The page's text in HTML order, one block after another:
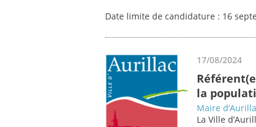
Date limite de candidature : 16
17/08/2024
la
Maire
La Ville